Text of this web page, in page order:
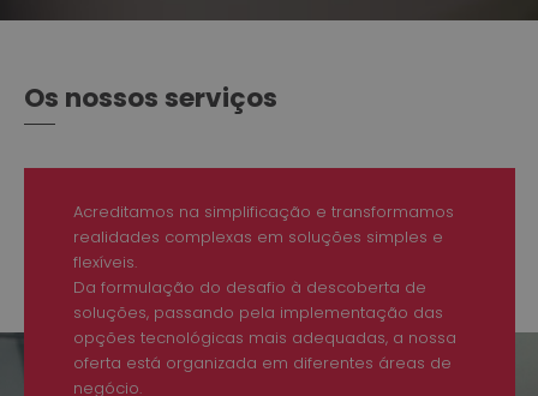
Os nossos serviços
Acreditamos na simplificação e transformamos
realidades complexas em soluções simples e
flexíveis.
Da formulação do desafio à descoberta de
soluções, passando pela implementação das
opções tecnológicas mais adequadas, a nossa
oferta está organizada em diferentes áreas de
negócio.